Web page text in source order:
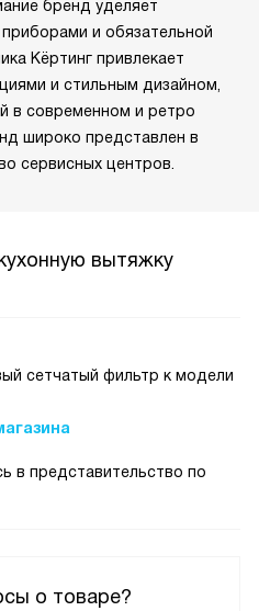
бренд уделяет
и обязательной
Кёртинг привлекает
и стильным дизайном,
в современном и ретро
широко представлен в
сервисных центров.
вытяжку
о товаре?
сетчатый фильтр к модели
в представительство по